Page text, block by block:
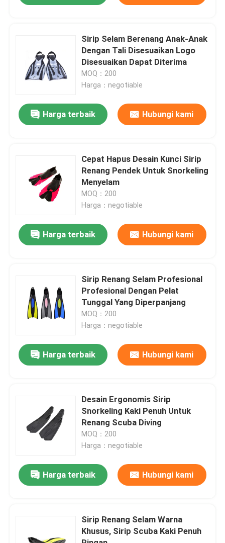
Tentang kami
Tur Pabrik
Permintaan Penawaran
Kacamata Safety Goggles
Sirip Selam Berenang Anak-Anak
Dengan Tali Disesuaikan Logo
Disesuaikan Dapat Diterima
MOQ：200
Harga：negotiable
Harga terbaik Hubungi kami
Cepat Hapus Desain Kunci Sirip
Renang Pendek Untuk Snorkeling
Menyelam
MOQ：200
Harga：negotiable
Harga terbaik Hubungi kami
Sirip Renang Selam Profesional
Profesional Dengan Pelat
Tunggal Yang Diperpanjang
MOQ：200
Harga：negotiable
Harga terbaik Hubungi kami
Desain Ergonomis Sirip
Snorkeling Kaki Penuh Untuk
Renang Scuba Diving
MOQ：200
Harga：negotiable
Harga terbaik Hubungi kami
Sirip Renang Selam Warna
Khusus, Sirip Scuba Kaki Penuh